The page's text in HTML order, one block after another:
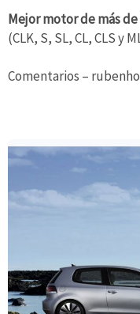
Mejor motor de más de
(CLK, S, SL, CL, CLS y
Comentarios –